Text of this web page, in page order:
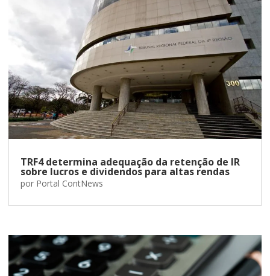
TRF4 determina adequação da retenção de IR
sobre lucros e dividendos para altas rendas
por Portal ContNews